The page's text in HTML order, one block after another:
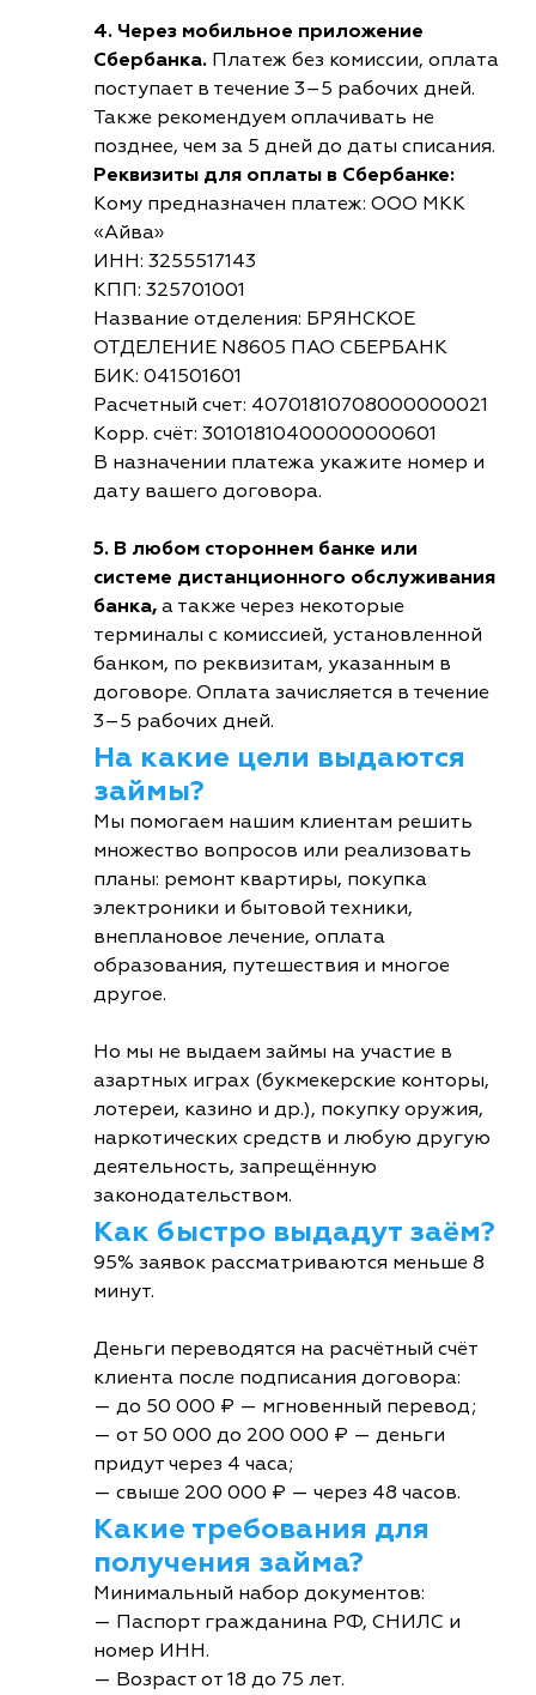
4. Через мобильное приложение
Сбербанка. Платеж без комиссии, оплата
поступает в течение 3–5 рабочих дней.
Также рекомендуем оплачивать не
позднее, чем за 5 дней до даты списания.
Реквизиты для оплаты в Сбербанке:
Кому предназначен платеж: ООО МКК
«Айва»
ИНН: 3255517143
КПП: 325701001
Название отделения: БРЯНСКОЕ
ОТДЕЛЕНИЕ N8605 ПАО СБЕРБАНК
БИК: 041501601
Расчетный счет: 40701810708000000021
Корр. счёт: 30101810400000000601
В назначении платежа укажите номер и
дату вашего договора.
5. В любом стороннем банке или
системе дистанционного обслуживания
банка, а также через некоторые
терминалы с комиссией, установленной
банком, по реквизитам, указанным в
договоре. Оплата зачисляется в течение
3–5 рабочих дней.
На какие цели выдаются
займы?
Мы помогаем нашим клиентам решить
множество вопросов или реализовать
планы: ремонт квартиры, покупка
электроники и бытовой техники,
внеплановое лечение, оплата
образования, путешествия и многое
другое.
Но мы не выдаем займы на участие в
азартных играх (букмекерские конторы,
лотереи, казино и др.), покупку оружия,
наркотических средств и любую другую
деятельность, запрещённую
законодательством.
Как быстро выдадут заём?
95% заявок рассматриваются меньше 8
минут.
Деньги переводятся на расчётный счёт
клиента после подписания договора:
— до 50 000 ₽ — мгновенный перевод;
— от 50 000 до 200 000 ₽ — деньги
придут через 4 часа;
— свыше 200 000 ₽ — через 48 часов.
Какие требования для
получения займа?
Минимальный набор документов:
— Паспорт гражданина РФ, СНИЛС и
номер ИНН.
— Возраст от 18 до 75 лет.